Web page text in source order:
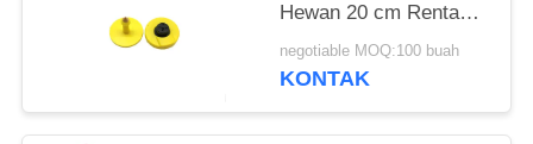
Hewan 20 cm Rentang
Membaca Untuk
Manajemen Pertanian
negotiable MOQ:100 buah
KONTAK